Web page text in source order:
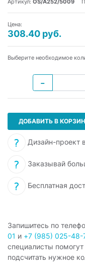
Артикул: OS/A252/5009
Цена:
308.40 руб.
Выберите необходимое
−
ДОБАВИТЬ В
Дизайн-проект
Заказывай
Бесплатная
Запишитесь по
01 и +7 (985) 025-48-
специалисты
подсчитать нужное